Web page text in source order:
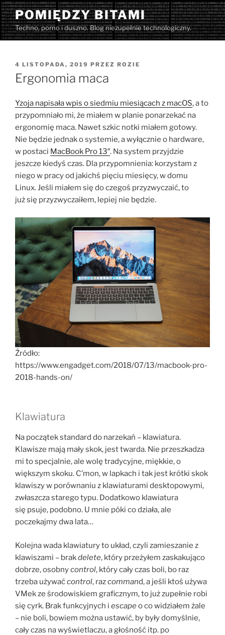
Przejdź
do
treści
POMIĘDZY BITAMI
Techno, porno i duszno. Blog niezupełnie technologiczny.
OPUBLIKOWANE
W
4 LISTOPADA, 2019 PRZEZ ROZIE
Ergonomia maca
Yzoja napisała wpis o siedmiu miesiącach z macOS, a to
przypomniało mi, że miałem w planie ponarzekać na
ergonomię maca. Nawet szkic notki miałem gotowy.
Nie będzie jednak o systemie, a wyłącznie o hardware,
w postaci MacBook Pro 13″. Na system przyjdzie
jeszcze kiedyś czas. Dla przypomnienia: korzystam z
niego w pracy od jakichś pięciu miesięcy, w domu
Linux. Jeśli miałem się do czegoś przyzwyczaić, to
już się przyzwyczaiłem, lepiej nie będzie.
Źródło:
https://www.engadget.com/2018/07/13/macbook-pro-
2018-hands-on/
Klawiatura
Na początek standard do narzekań – klawiatura.
Klawisze mają mały skok, jest twarda. Nie przeszkadza
mi to specjalnie, ale wolę tradycyjne, miękkie, o
większym skoku. C’mon, w lapkach i tak jest krótki skok
klawiszy w porównaniu z klawiaturami desktopowymi,
zwłaszcza starego typu. Dodatkowo klawiatura
się psuje, podobno. U mnie póki co działa, ale
poczekajmy dwa lata…
Kolejna wada klawiatury to układ, czyli zamieszanie z
klawiszami – brakdelete, który przeżyłem zaskakująco
dobrze, osobnycontrol, który cały czas boli, bo raz
trzeba używaćcontrol, razcommand, a jeśli ktoś używa
VMek ze środowiskiem graficznym, to już zupełnie robi
się cyrk. Brak funkcyjnych i escapeo co widziałem żale
– nie boli, bowiem można ustawić, by były domyślnie,
cały czas na wyświetlaczu, a głośność itp. po